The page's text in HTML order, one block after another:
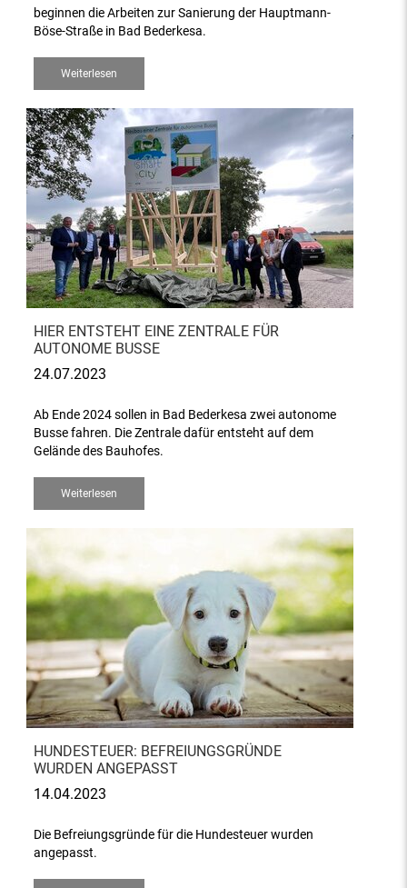
beginnen die Arbeiten zur Sanierung der Hauptmann-
Böse-Straße in Bad Bederkesa.
Weiterlesen
HIER ENTSTEHT EINE ZENTRALE FÜR
AUTONOME BUSSE
24.07.2023
Ab Ende 2024 sollen in Bad Bederkesa zwei autonome
Busse fahren. Die Zentrale dafür entsteht auf dem
Gelände des Bauhofes.
Weiterlesen
HUNDESTEUER: BEFREIUNGSGRÜNDE
WURDEN ANGEPASST
14.04.2023
Die Befreiungsgründe für die Hundesteuer wurden
angepasst.